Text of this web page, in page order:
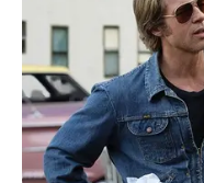
Pihak Pertamina
menyalurkan BBM
digitalisasi
memblokir
layak menerima
atau memiliki